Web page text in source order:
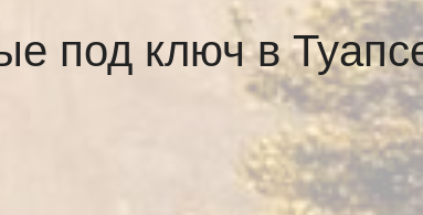
под ключ в